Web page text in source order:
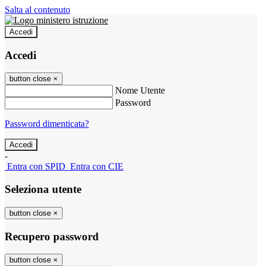
Salta al contenuto
Accedi
Accedi
button close ×
Nome Utente
Password
Password dimenticata?
-
Entra con SPID Entra con CIE
Seleziona utente
button close ×
Recupero password
button close ×